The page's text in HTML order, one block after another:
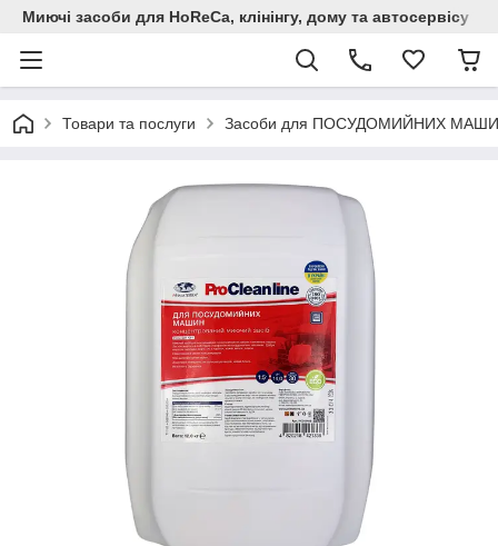
Миючi засоби для HoReCa, клінінгу, дому та автосервiсу
Товари та послуги Засоби для ПОСУДОМИЙНИХ